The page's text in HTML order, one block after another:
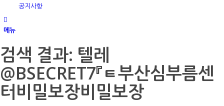
공지사항
메뉴
검색 결과: 텔레
@BSECRET7『ㅌ부산심부름센
터비밀보장비밀보장